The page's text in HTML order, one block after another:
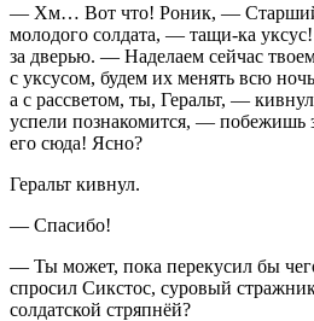
— Хм… Вот что! Роник, — Старший
молодого солдата, — тащи-ка
за дверью. — Наделаем сейчас
с уксусом, будем их менять всю
а с рассветом, ты, Геральт, —
успели познакомится, — побежишь
его сюда! Ясно?
Геральт кивнул.
— Спасибо!
— Ты может, пока перекусил бы
спросил Сикстос, суровый
солдатской стряпнёй?